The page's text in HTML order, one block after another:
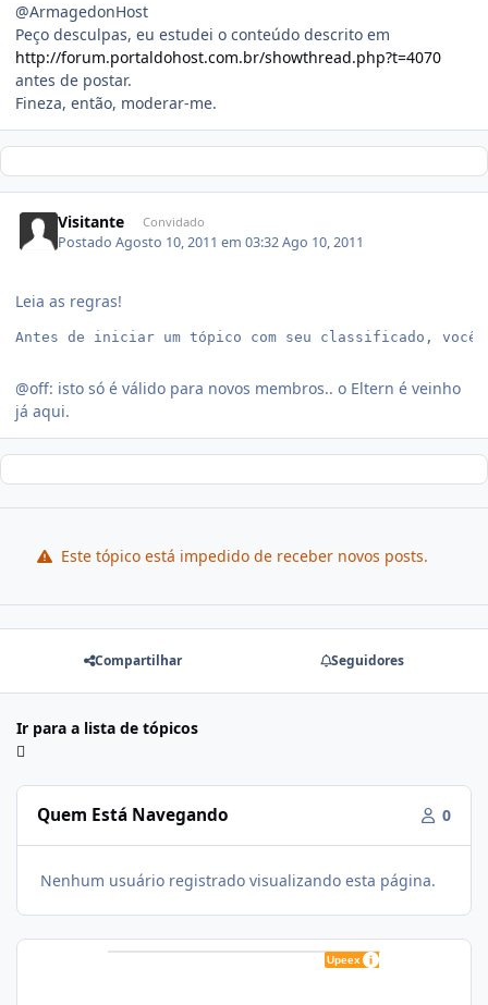
@ArmagedonHost
Peço desculpas, eu estudei o conteúdo descrito em
http://forum.portaldohost.com.br/showthread.php?t=4070
antes de postar.
Fineza, então, moderar-me.
Visitante Convidado
PostadoAgosto 10, 2011 em 03:32Ago 10, 2011
Leia as regras!
Antes de iniciar um tópico com seu classificado, você
@off: isto só é válido para novos membros.. o Eltern é veinho
já aqui.
Este tópico está impedido de receber novos posts.
Compartilhar Seguidores
Ir para a lista de tópicos
Quem Está Navegando 0
Nenhum usuário registrado visualizando esta página.